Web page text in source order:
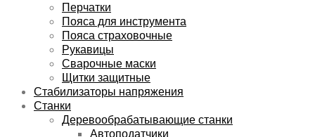
Перчатки
Пояса для инструмента
Пояса страховочные
Рукавицы
Сварочные маски
Щитки защитные
Стабилизаторы напряжения
Станки
Деревообрабатывающие станки
Автоподатчики